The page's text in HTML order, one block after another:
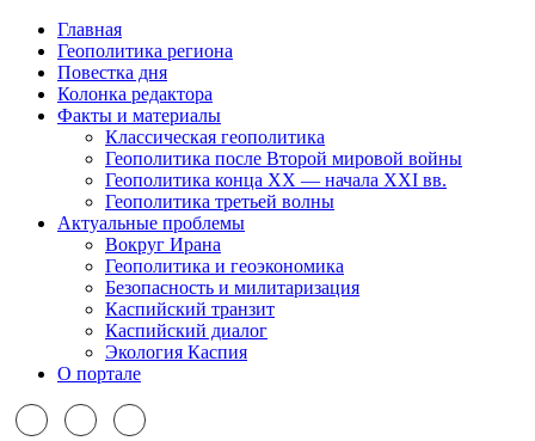
Главная
Геополитика региона
Повестка дня
Колонка редактора
Факты и материалы
Классическая геополитика
Геополитика после Второй мировой войны
Геополитика конца XX — начала XXI вв.
Геополитика третьей волны
Актуальные проблемы
Вокруг Ирана
Геополитика и геоэкономика
Безопасность и милитаризация
Каспийский транзит
Каспийский диалог
Экология Каспия
О портале